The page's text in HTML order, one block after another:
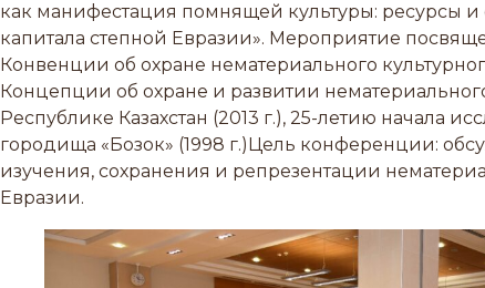
как манифестация помнящей культуры: ресурсы и
капитала степной Евразии». Мероприятие
Конвенции об охране нематериального
Концепции об охране и развитии
Республике Казахстан (2013 г.), 25-летию начала
городища «Бозок» (1998 г.)Цель конференции:
изучения, сохранения и репрезентации
Евразии.